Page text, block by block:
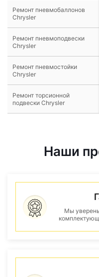
Ремонт пневмобаллонов
Chrysler
Ремонт пневмоподвески
Chrysler
Ремонт пневмостойки
Chrysler
Ремонт торсионной
подвески Chrysler
Наши
Мы